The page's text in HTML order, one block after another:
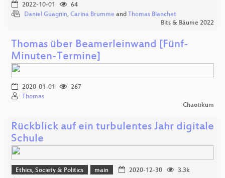
2022-10-01
64
Daniel Guagnin, Carina Brumme and Thomas Blanchet
Bits & Bäume 2022
Thomas über Beamerleinwand [Fünf-
Minuten-Termine]
2020-01-01
267
Thomas
Chaotikum
Rückblick auf ein turbulentes Jahr digitale
Schule
Ethics, Society & Politics main 2020-12-30
3.3k